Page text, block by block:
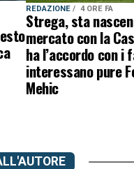
REDAZIONE 4 ORE FA
Strega, sta
mercato con la
ha l’accordo con i
interessano pure
Mehic